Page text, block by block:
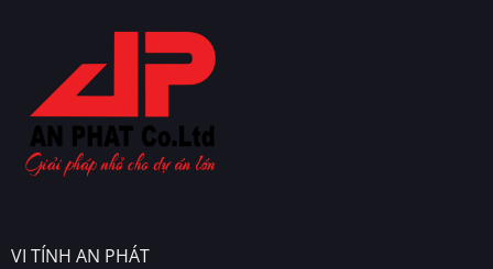
VI TÍNH AN PHÁT